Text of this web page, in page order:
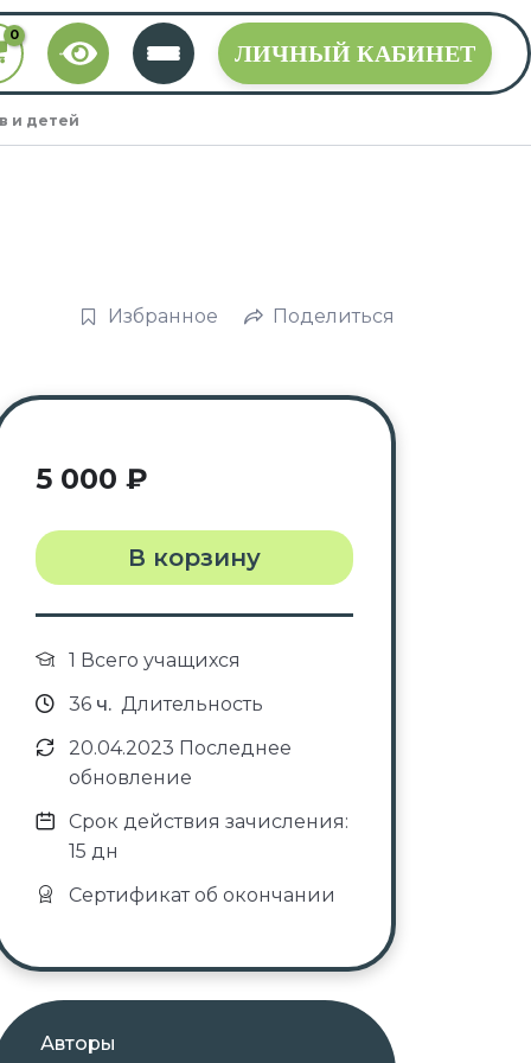
ЛИЧНЫЙ КАБИНЕТ
и детей
Избранное Поделиться
5 000 ₽
В корзину
1 Всего учащихся
36 ч. Длительность
20.04.2023 Последнее
обновление
Срок действия зачисления:
15 дн
Сертификат об окончании
Авторы